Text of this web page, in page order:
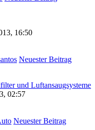
16:50
Neuester Beitrag
und Luftansaugsysteme
02:57
Neuester Beitrag